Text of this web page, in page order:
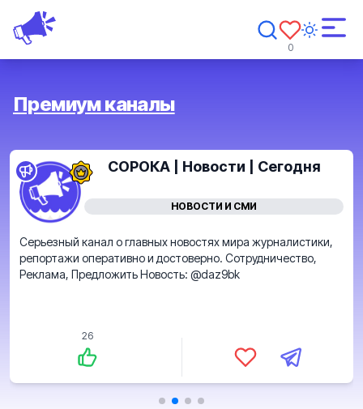
0
Премиум каналы
СОРОКА | Новости | Сегодня
НОВОСТИ И СМИ
Серьезный канал о главных новостях мира журналистики,
репортажи оперативно и достоверно. Сотрудничество,
Реклама, Предложить Новость: @daz9bk
26